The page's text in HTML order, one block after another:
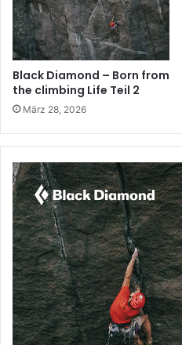
Black Diamond – Born from
the climbing Life Teil 2
März 28, 2026